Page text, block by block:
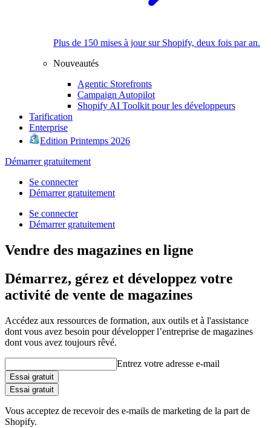
Plus de 150 mises à jour sur Shopify, deux fois par an.
Nouveautés
Agentic Storefronts
Campaign Autopilot
Shopify AI Toolkit pour les développeurs
Tarification
Enterprise
Edition Printemps 2026
Démarrer gratuitement
Se connecter
Démarrer gratuitement
Se connecter
Démarrer gratuitement
Vendre des magazines en ligne
Démarrez, gérez et développez votre
activité de vente de magazines
Accédez aux ressources de formation, aux outils et à l'assistance
dont vous avez besoin pour développer l’entreprise de magazines
dont vous avez toujours rêvé.
Entrez votre adresse e-mail
Essai gratuit
Essai gratuit
Vous acceptez de recevoir des e-mails de marketing de la part de
Shopify.